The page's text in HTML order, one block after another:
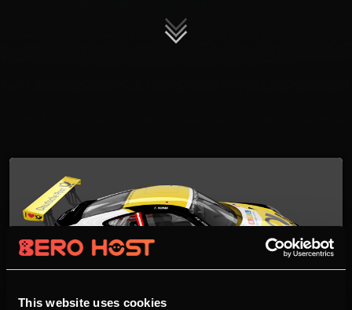
This website uses cookies